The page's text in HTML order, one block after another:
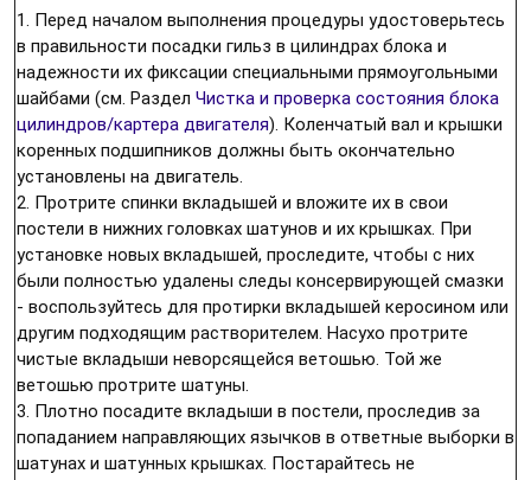
1. Перед началом выполнения процедуры удостоверьтесь
в правильности посадки гильз в цилиндрах блока и
надежности их фиксации специальными прямоугольными
шайбами (см. Раздел Чистка и проверка состояния блока
цилиндров/картера двигателя). Коленчатый вал и крышки
коренных подшипников должны быть окончательно
установлены на двигатель.
2. Протрите спинки вкладышей и вложите их в свои
постели в нижних головках шатунов и их крышках. При
установке новых вкладышей, проследите, чтобы с них
были полностью удалены следы консервирующей смазки
- воспользуйтесь для протирки вкладышей керосином или
другим подходящим растворителем. Насухо протрите
чистые вкладыши неворсящейся ветошью. Той же
ветошью протрите шатуны.
3. Плотно посадите вкладыши в постели, проследив за
попаданием направляющих язычков в ответные выборки в
шатунах и шатунных крышках. Постарайтесь не